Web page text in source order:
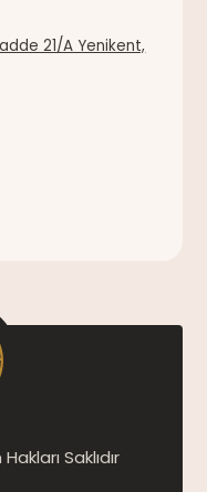
21/A Yenikent,
Saklıdır